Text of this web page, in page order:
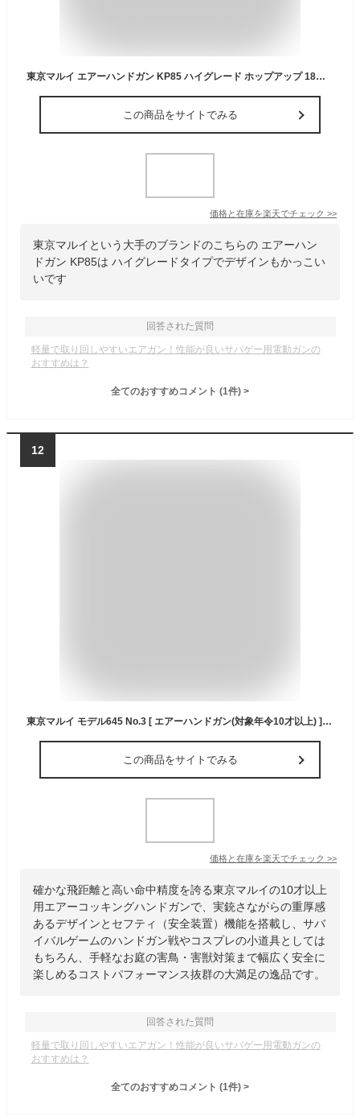
東京マルイ エアーハンドガン KP85 ハイグレード ホップアップ 18才以上用 エアガン サバゲー
この商品をサイトでみる
価格と在庫を楽天でチェック >>
東京マルイという大手のブランドのこちらの エアーハン
ドガン KP85は ハイグレードタイプでデザインもかっこい
いです
回答された質問
軽量で取り回しやすいエアガン！性能が良いサバゲー用電動ガンの
おすすめは？
全てのおすすめコメント (1件) >
12
東京マルイ モデル645 No.3 [ エアーハンドガン(対象年令10才以上) ] サバゲー エアガン ハンドガン カラス 害鳥 スズメ ネズミ退治 コスプレ 小道具 威力 飛距離 精度 重厚感 安全装置 コッキング エアコキ
この商品をサイトでみる
価格と在庫を楽天でチェック >>
確かな飛距離と高い命中精度を誇る東京マルイの10才以上
用エアーコッキングハンドガンで、実銃さながらの重厚感
あるデザインとセフティ（安全装置）機能を搭載し、サバ
イバルゲームのハンドガン戦やコスプレの小道具としては
もちろん、手軽なお庭の害鳥・害獣対策まで幅広く安全に
楽しめるコストパフォーマンス抜群の大満足の逸品です。
回答された質問
軽量で取り回しやすいエアガン！性能が良いサバゲー用電動ガンの
おすすめは？
全てのおすすめコメント (1件) >